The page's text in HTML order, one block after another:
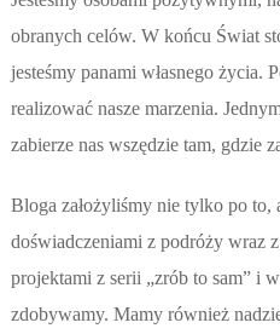
obranych celów. W końcu Świat
jesteśmy panami własnego życia.
realizować nasze marzenia.
zabierze nas wszędzie tam, gdzie
Bloga założyliśmy nie tylko po to,
doświadczeniami z podróży wraz
projektami z serii „zrób to sam” i
zdobywamy. Mamy również